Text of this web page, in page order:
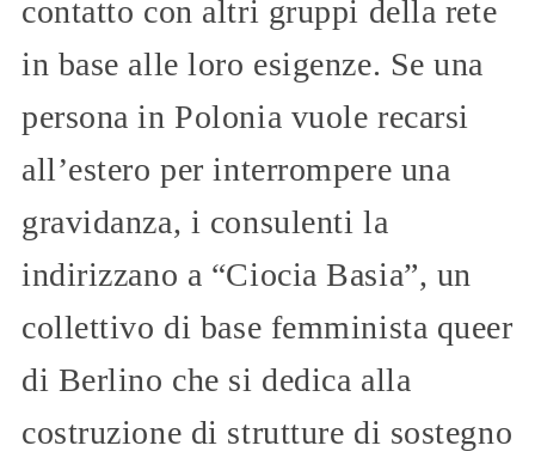
contatto con altri gruppi della rete
in base alle loro esigenze. Se una
persona in Polonia vuole recarsi
all’estero per interrompere una
gravidanza, i consulenti la
indirizzano a “Ciocia Basia”, un
collettivo di base femminista queer
di Berlino che si dedica alla
costruzione di strutture di sostegno